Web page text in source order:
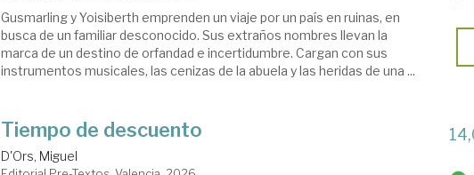
Gusmarling y Yoisiberth emprenden un viaje por un país en ruinas, en
busca de un familiar desconocido. Sus extraños nombres llevan la
marca de un destino de orfandad e incertidumbre. Cargan con sus
instrumentos musicales, las cenizas de la abuela y las heridas de una ...
Tiempo de descuento
D'Ors, Miguel